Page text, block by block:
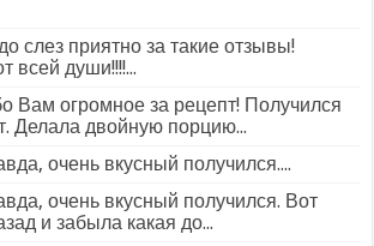
слез приятно за такие отзывы!
всей души!!!!...
Вам огромное за рецепт! Получился
Делала двойную порцию...
очень вкусный получился....
очень вкусный получился. Вот
и забыла какая до...